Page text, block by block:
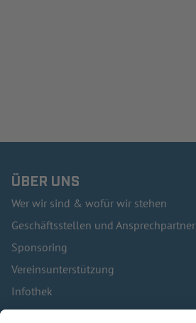
ÜBER UNS
Wer wir sind & wofür wir stehen
Geschäftsstellen und Ansprechpartner
Sponsoring
Vereinsunterstützung
Infothek
Kontakt